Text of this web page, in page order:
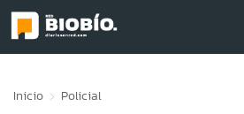
Inicio Policial